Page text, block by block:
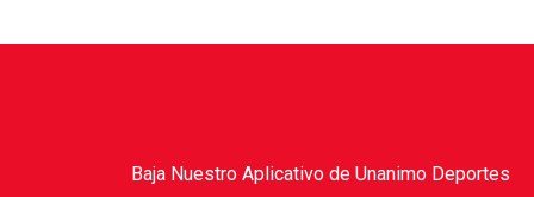
Baja Nuestro Aplicativo de Unanimo Deportes